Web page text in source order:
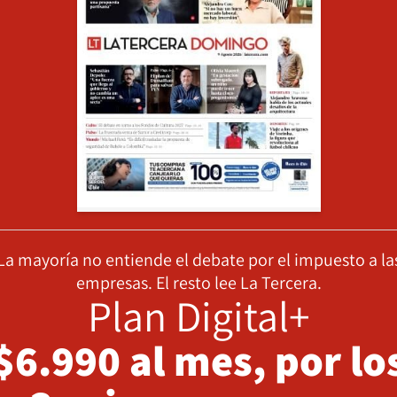
mayoría no entiende el debate por el impuesto a
empresas. El resto lee La Tercera.
Plan Digital+
al mes, por